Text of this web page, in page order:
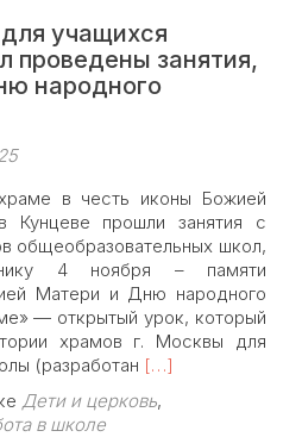
учащихся
проведены занятия,
народного
в честь иконы Божией
Кунцеве прошли занятия с
общеобразовательных школ,
4 ноября – памяти
Матери и Дню народного
— открытый урок, который
храмов г. Москвы для
(разработан Read
about
[…]
Дети и церковь,
в школе